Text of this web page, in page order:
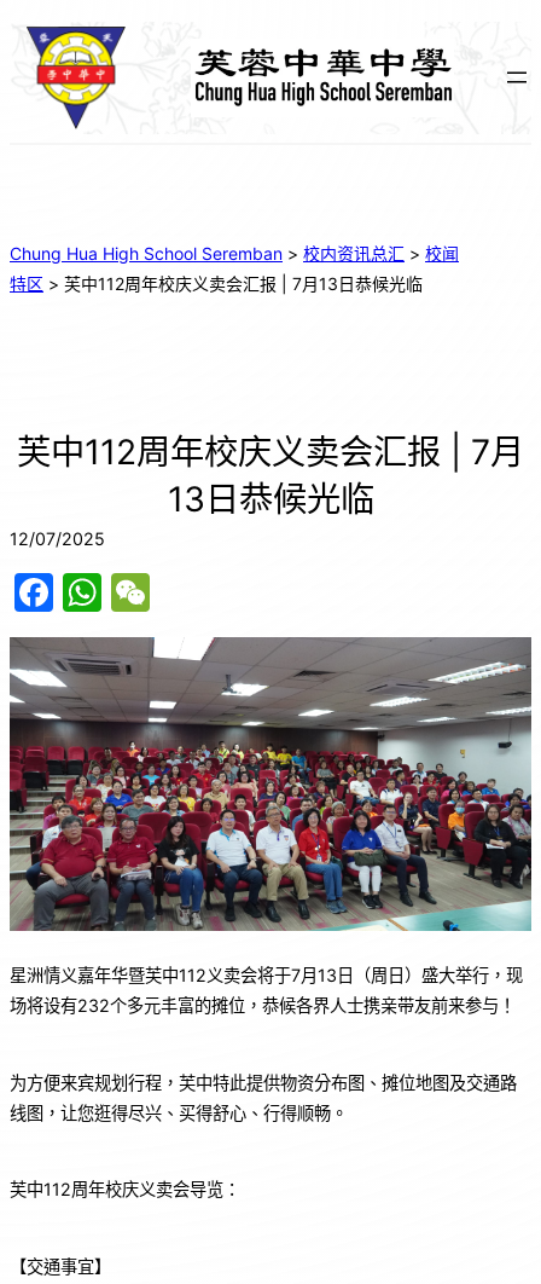
Chung Hua High School Seremban > 校内资讯总汇 > 校闻
特区 > 芙中112周年校庆义卖会汇报 | 7月13日恭候光临
芙中112周年校庆义卖会汇报 | 7月
13日恭候光临
12/07/2025
F
a
c
e
b
o
o
k
W
h
at
s
A
p
p
e
C
h
at
星洲情义嘉年华暨芙中112义卖会将于7月13日（周日）盛大举行，现
场将设有232个多元丰富的摊位，恭候各界人士携亲带友前来参与！
为方便来宾规划行程，芙中特此提供物资分布图、摊位地图及交通路
线图，让您逛得尽兴、买得舒心、行得顺畅。
芙中112周年校庆义卖会导览：
【交通事宜】